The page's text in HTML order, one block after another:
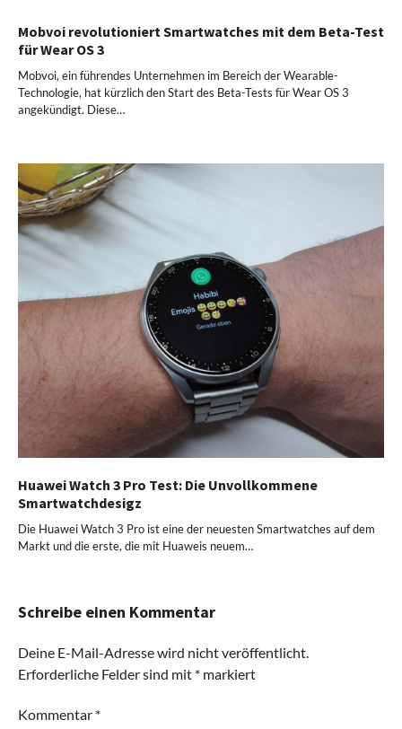
Mobvoi revolutioniert Smartwatches mit dem Beta-Test
für Wear OS 3
Mobvoi, ein führendes Unternehmen im Bereich der Wearable-
Technologie, hat kürzlich den Start des Beta-Tests für Wear OS 3
angekündigt. Diese…
Huawei Watch 3 Pro Test: Die Unvollkommene
Smartwatchdesigz
Die Huawei Watch 3 Pro ist eine der neuesten Smartwatches auf dem
Markt und die erste, die mit Huaweis neuem…
Schreibe einen Kommentar
Deine E-Mail-Adresse wird nicht veröffentlicht.
Erforderliche Felder sind mit * markiert
Kommentar *